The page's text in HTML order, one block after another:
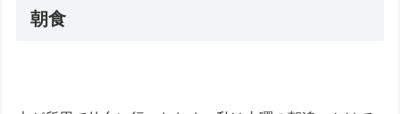
朝食